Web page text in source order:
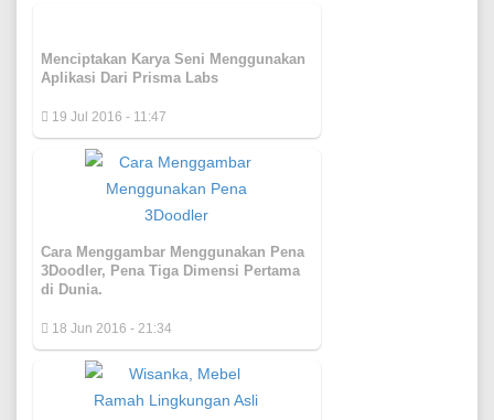
Menciptakan Karya Seni Menggunakan
Aplikasi Dari Prisma Labs
19 Jul 2016 - 11:47
Cara Menggambar Menggunakan Pena
3Doodler, Pena Tiga Dimensi Pertama
di Dunia.
18 Jun 2016 - 21:34